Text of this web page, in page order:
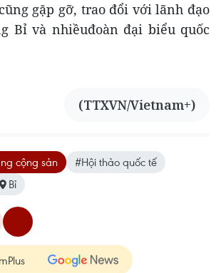
gặp gỡ, trao đổi với lãnh đạo
Bỉ và nhiềuđoàn đại biểu quốc
(TTXVN/Vietnam+)
cộng sản
#Hội thảo quốc tế
Bỉ